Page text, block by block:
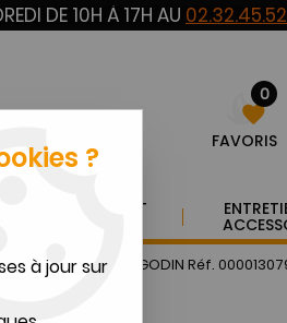
DE 10H À 17H AU
0
FAVORIS
TUYAUTERIE ET
SOUVER. SABAF - GODIN Réf.
?
à jour sur